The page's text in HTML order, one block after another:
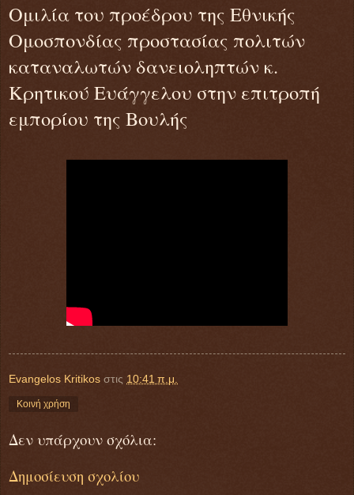
Ομιλία του προέδρου της Εθνικής
Ομοσπονδίας προστασίας πολιτών
καταναλωτών δανειοληπτών κ.
Κρητικού Ευάγγελου στην επιτροπή
εμπορίου της Βουλής
Evangelos Kritikos στις 10:41 π.μ.
Κοινή χρήση
Δεν υπάρχουν σχόλια:
Δημοσίευση σχολίου